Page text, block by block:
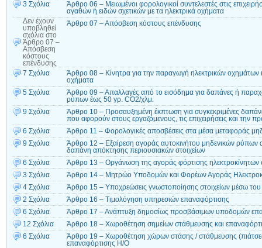
3 Σχόλια
Άρθρο 06 – Μειωμένοι φορολογικοί συντελεστές στις
αγαθών ή ειδών σχετικών με τα ηλεκτρικά οχήματα
Δεν έχουν
υποβληθεί
σχόλια στο
Άρθρο 07 –
Απόσβεση
κόστους
επένδυσης
Άρθρο 07 – Απόσβεση κόστους επένδυσης
7 Σχόλια
Άρθρο 08 – Κίνητρα για την παραγωγή ηλεκτρικών οχημάτων
οχήματα
5 Σχόλια
Άρθρο 09 – Απαλλαγές από το εισόδημα για δαπάνες ή
ρύπων έως 50 γρ. CO2/χλμ.
9 Σχόλια
Άρθρο 10 – Προσαυξημένη έκπτωση για συγκεκριμένες
που αφορούν στους εργαζόμενους, τις επιχειρήσεις και την
6 Σχόλια
Άρθρο 11 – Φορολογικές αποσβέσεις στα μέσα μεταφοράς
9 Σχόλια
Άρθρο 12 – Εξαίρεση αγοράς αυτοκινήτου μηδενικών ρύπων
δαπάνη απόκτησης περιουσιακών στοιχείων
6 Σχόλια
Άρθρο 13 – Οργάνωση της αγοράς φόρτισης
3 Σχόλια
Άρθρο 14 – Μητρώο Υποδομών και Φορέων Αγοράς
4 Σχόλια
Άρθρο 15 – Υποχρεώσεις γνωστοποίησης στοιχείων μέσω
2 Σχόλια
Άρθρο 16 – Τιμολόγηση υπηρεσιών επαναφόρτισης
6 Σχόλια
Άρθρο 17 – Ανάπτυξη δημοσίως προσβάσιμων υποδομών
12 Σχόλια
Άρθρο 18 – Χωροθέτηση σημείων στάθμευσης και
6 Σχόλια
Άρθρο 19 – Χωροθέτηση χώρων στάσης / στάθμευσης
επαναφόρτισης Η/Ο